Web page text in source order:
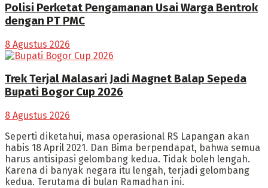
Polisi Perketat Pengamanan Usai Warga Bentrok
dengan PT PMC
8 Agustus 2026
Trek Terjal Malasari Jadi Magnet Balap Sepeda
Bupati Bogor Cup 2026
8 Agustus 2026
Seperti diketahui, masa operasional RS Lapangan akan
habis 18 April 2021. Dan Bima berpendapat, bahwa semua
harus antisipasi gelombang kedua. Tidak boleh lengah.
Karena di banyak negara itu lengah, terjadi gelombang
kedua. Terutama di bulan Ramadhan ini.